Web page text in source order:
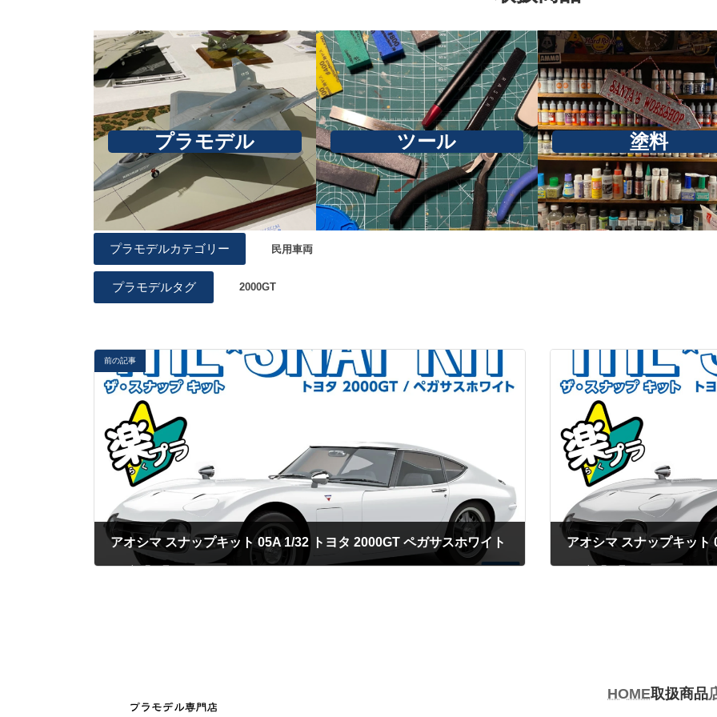
プラモデル ツール 塗料
プラモデルカテゴリー 民用車両
プラモデルタグ 2000GT
前の記事
アオシマ スナップキット 05A 1/32 トヨタ 2000GT ペガサスホワイト
2023年5月28日 2023年5月28日
HOME取扱商品